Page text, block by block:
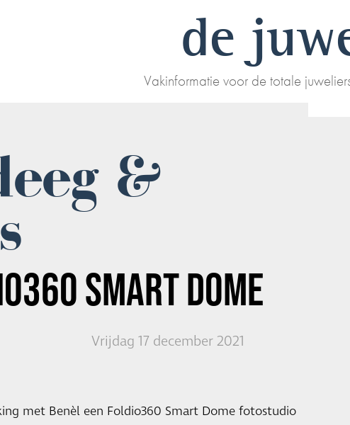
de
Vakinformatie voor de totale
&
SMART DOME
Vrijdag 17 december 2021
met Benèl een Foldio360 Smart Dome fotostudio